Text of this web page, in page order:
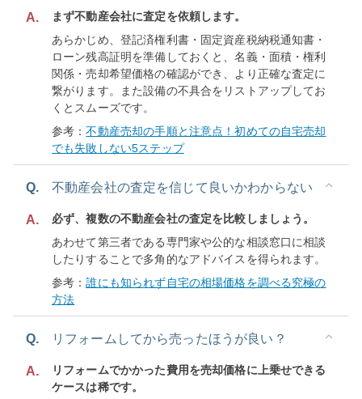
A.
まず不動産会社に査定を依頼します。
あらかじめ、登記済権利書・固定資産税納税通知書・
ローン残高証明を準備しておくと、名義・面積・権利
関係・売却希望価格の確認ができ、より正確な査定に
繋がります。また設備の不具合をリストアップしてお
くとスムーズです。
参考：不動産売却の手順と注意点！初めての自宅売却
でも失敗しない5ステップ
Q. 不動産会社の査定を信じて良いかわからない
A.
必ず、複数の不動産会社の査定を比較しましょう。
あわせて第三者である専門家や公的な相談窓口に相談
したりすることで多角的なアドバイスを得られます。
参考：誰にも知られず自宅の相場価格を調べる究極の
方法
Q. リフォームしてから売ったほうが良い？
A.
リフォームでかかった費用を売却価格に上乗せできる
ケースは稀です。